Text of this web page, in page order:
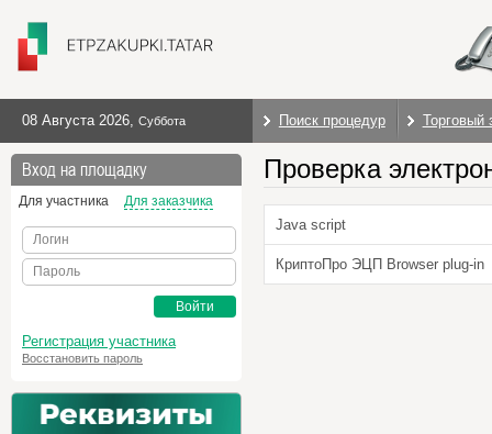
08 Августа 2026, Суббота Поиск процедур Торговый
Вход на площадку
Для участника Для заказчика
Логин
Пароль
Войти
Регистрация участника
Восстановить пароль
Проверка
Java script
КриптоПро ЭЦП Browser plug-in